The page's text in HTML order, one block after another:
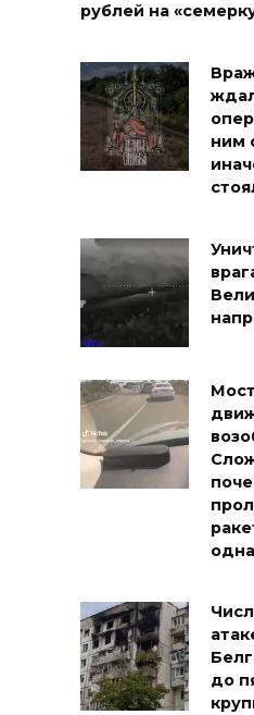
рублей на
ним
одна
до